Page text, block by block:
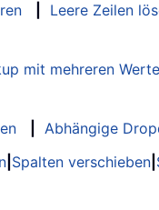
Leere Zeilen
mit mehreren
Abhängige
Spalten verschieben